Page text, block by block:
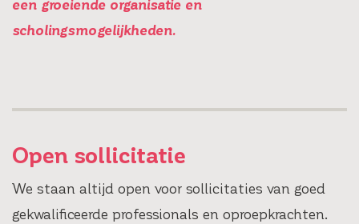
een groeiende organisatie en
scholingsmogelijkheden.
Open sollicitatie
We staan altijd open voor sollicitaties van goed
gekwalificeerde professionals en oproepkrachten.